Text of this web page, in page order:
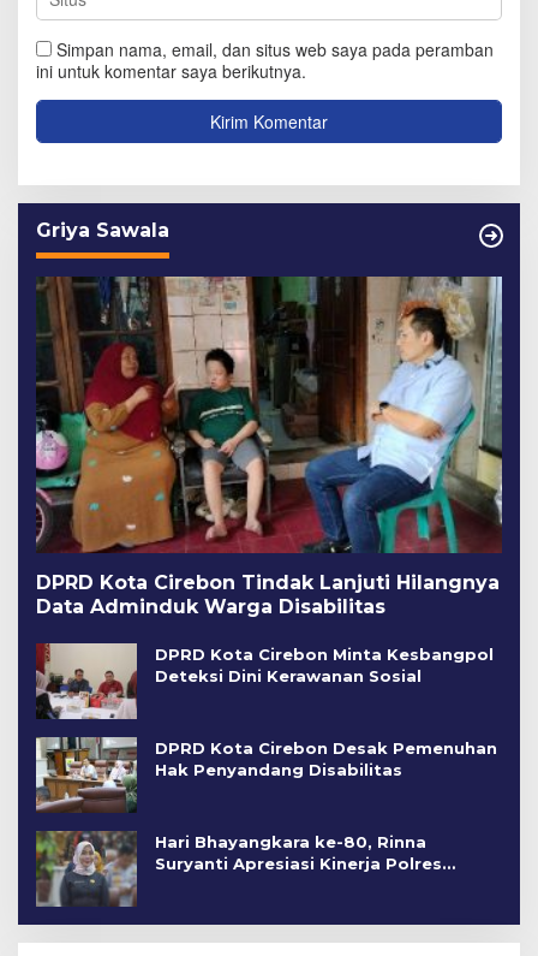
Simpan nama, email, dan situs web saya pada peramban
ini untuk komentar saya berikutnya.
Griya Sawala
DPRD Kota Cirebon Tindak Lanjuti Hilangnya
Data Adminduk Warga Disabilitas
DPRD Kota Cirebon Minta Kesbangpol
Deteksi Dini Kerawanan Sosial
DPRD Kota Cirebon Desak Pemenuhan
Hak Penyandang Disabilitas
Hari Bhayangkara ke-80, Rinna
Suryanti Apresiasi Kinerja Polres